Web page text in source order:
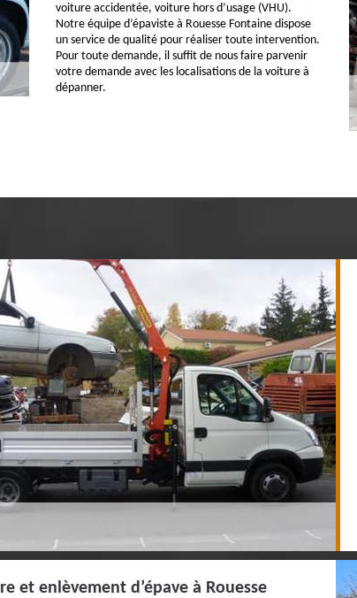
voiture accidentée, voiture hors d’usage (VHU).
Notre équipe d’épaviste à Rouesse Fontaine dispose
un service de qualité pour réaliser toute intervention.
Pour toute demande, il suffit de nous faire parvenir
votre demande avec les localisations de la voiture à
dépanner.
et enlèvement d’épave à Rouesse